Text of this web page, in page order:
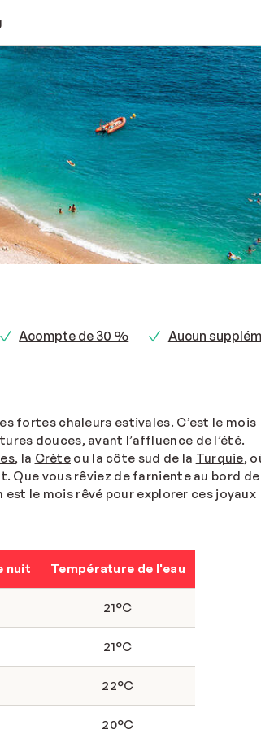
Acompte de 30 % Aucun
fortes chaleurs estivales. C’est le mois
douces, avant l’affluence de l’été.
, la Crète ou la côte sud de la Turquie,
Que vous rêviez de farniente au bord de
le mois rêvé pour explorer ces joyaux
nuit Température de l'eau
21°C
21°C
22°C
20°C